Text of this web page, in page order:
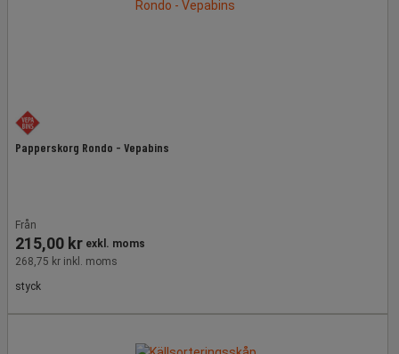
Papperskorg Rondo - Vepabins
Från
215,00 kr exkl. moms
268,75 kr inkl. moms
styck